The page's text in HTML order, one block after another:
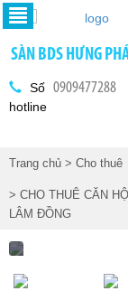
SÀN BDS HƯNG
Số
hotline
0909477288
Trang chủ > Cho thuê
> CHO THUÊ CĂN
LÂM ĐỒNG